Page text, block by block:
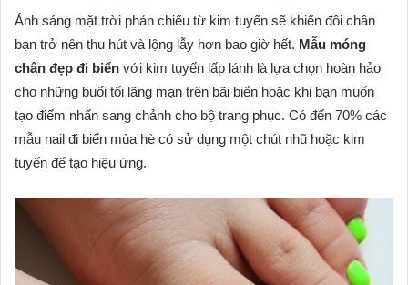
Ánh sáng mặt trời phản chiếu từ kim tuyến sẽ khiến đôi chân
bạn trở nên thu hút và lộng lẫy hơn bao giờ hết. Mẫu móng
chân đẹp đi biển với kim tuyến lấp lánh là lựa chọn hoàn hảo
cho những buổi tối lãng mạn trên bãi biển hoặc khi bạn muốn
tạo điểm nhấn sang chảnh cho bộ trang phục. Có đến 70% các
mẫu nail đi biển mùa hè có sử dụng một chút nhũ hoặc kim
tuyến để tạo hiệu ứng.